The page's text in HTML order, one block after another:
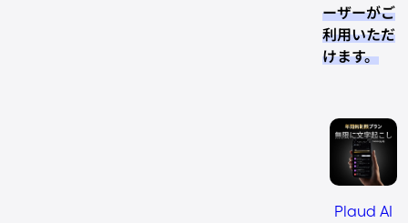
ーザーがご
利用いただ
けます。
Plaud AI